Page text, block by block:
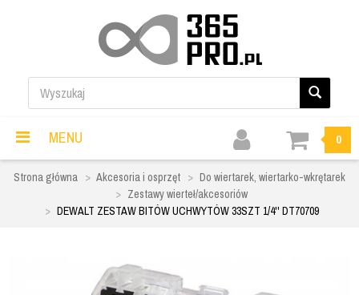
MENU 0
Strona główna Akcesoria i osprzęt
Do wiertarek, wiertarko-wkrętarek
Zestawy wierteł/akcesoriów
DEWALT ZESTAW BITÓW UCHWYTÓW 33SZT 1/4'' DT70709